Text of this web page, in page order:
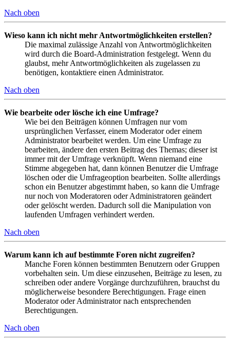
Nach oben
Wieso kann ich nicht mehr Antwortmöglichkeiten erstellen?
Die maximal zulässige Anzahl von Antwortmöglichkeiten
wird durch die Board-Administration festgelegt. Wenn du
glaubst, mehr Antwortmöglichkeiten als zugelassen zu
benötigen, kontaktiere einen Administrator.
Nach oben
Wie bearbeite oder lösche ich eine Umfrage?
Wie bei den Beiträgen können Umfragen nur vom
ursprünglichen Verfasser, einem Moderator oder einem
Administrator bearbeitet werden. Um eine Umfrage zu
bearbeiten, ändere den ersten Beitrag des Themas; dieser ist
immer mit der Umfrage verknüpft. Wenn niemand eine
Stimme abgegeben hat, dann können Benutzer die Umfrage
löschen oder die Umfrageoption bearbeiten. Sollte allerdings
schon ein Benutzer abgestimmt haben, so kann die Umfrage
nur noch von Moderatoren oder Administratoren geändert
oder gelöscht werden. Dadurch soll die Manipulation von
laufenden Umfragen verhindert werden.
Nach oben
Warum kann ich auf bestimmte Foren nicht zugreifen?
Manche Foren können bestimmten Benutzern oder Gruppen
vorbehalten sein. Um diese einzusehen, Beiträge zu lesen, zu
schreiben oder andere Vorgänge durchzuführen, brauchst du
möglicherweise besondere Berechtigungen. Frage einen
Moderator oder Administrator nach entsprechenden
Berechtigungen.
Nach oben